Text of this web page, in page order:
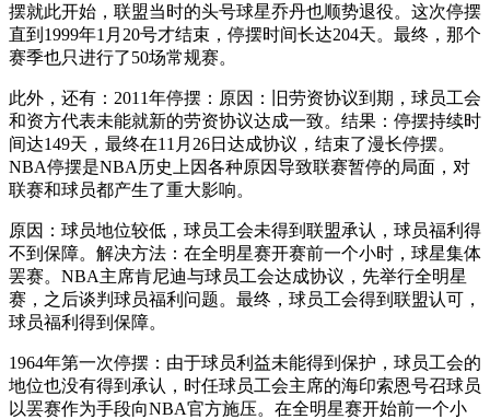
摆就此开始，联盟当时的头号球星乔丹也顺势退役。这次停摆
直到1999年1月20号才结束，停摆时间长达204天。最终，那个
赛季也只进行了50场常规赛。
此外，还有：2011年停摆：原因：旧劳资协议到期，球员工会
和资方代表未能就新的劳资协议达成一致。结果：停摆持续时
间达149天，最终在11月26日达成协议，结束了漫长停摆。
NBA停摆是NBA历史上因各种原因导致联赛暂停的局面，对
联赛和球员都产生了重大影响。
原因：球员地位较低，球员工会未得到联盟承认，球员福利得
不到保障。解决方法：在全明星赛开赛前一个小时，球星集体
罢赛。NBA主席肯尼迪与球员工会达成协议，先举行全明星
赛，之后谈判球员福利问题。最终，球员工会得到联盟认可，
球员福利得到保障。
1964年第一次停摆：由于球员利益未能得到保护，球员工会的
地位也没有得到承认，时任球员工会主席的海印索恩号召球员
以罢赛作为手段向NBA官方施压。在全明星赛开始前一个小